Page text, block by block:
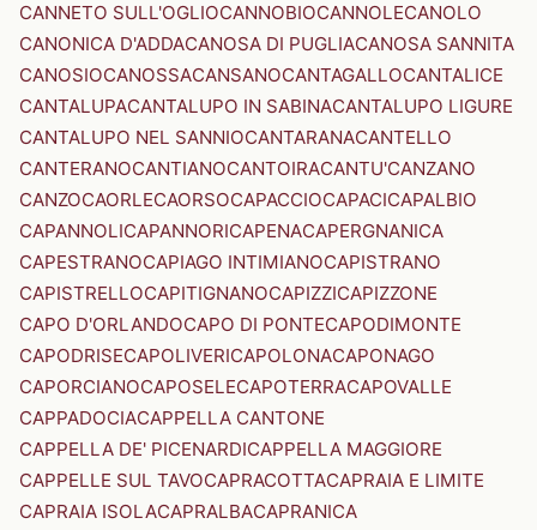
CANNETO SULL'OGLIOCANNOBIOCANNOLECANOLO
CANONICA D'ADDACANOSA DI PUGLIACANOSA SANNITA
CANOSIOCANOSSACANSANOCANTAGALLOCANTALICE
CANTALUPACANTALUPO IN SABINACANTALUPO LIGURE
CANTALUPO NEL SANNIOCANTARANACANTELLO
CANTERANOCANTIANOCANTOIRACANTU'CANZANO
CANZOCAORLECAORSOCAPACCIOCAPACICAPALBIO
CAPANNOLICAPANNORICAPENACAPERGNANICA
CAPESTRANOCAPIAGO INTIMIANOCAPISTRANO
CAPISTRELLOCAPITIGNANOCAPIZZICAPIZZONE
CAPO D'ORLANDOCAPO DI PONTECAPODIMONTE
CAPODRISECAPOLIVERICAPOLONACAPONAGO
CAPORCIANOCAPOSELECAPOTERRACAPOVALLE
CAPPADOCIACAPPELLA CANTONE
CAPPELLA DE' PICENARDICAPPELLA MAGGIORE
CAPPELLE SUL TAVOCAPRACOTTACAPRAIA E LIMITE
CAPRAIA ISOLACAPRALBACAPRANICA